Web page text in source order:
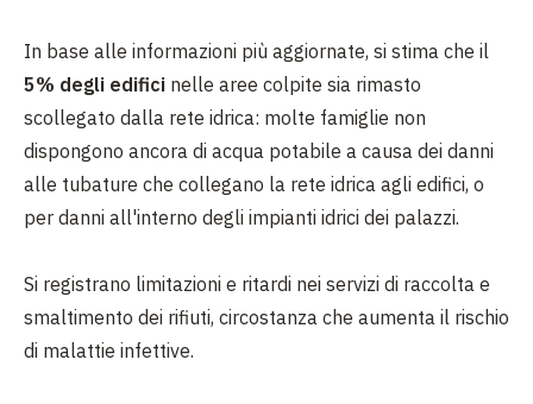
In base alle informazioni più aggiornate, si stima che il
5% degli edifici nelle aree colpite sia rimasto
scollegato dalla rete idrica: molte famiglie non
dispongono ancora di acqua potabile a causa dei danni
alle tubature che collegano la rete idrica agli edifici, o
per danni all'interno degli impianti idrici dei palazzi.
Si registrano limitazioni e ritardi nei servizi di raccolta e
smaltimento dei rifiuti, circostanza che aumenta il rischio
di malattie infettive.